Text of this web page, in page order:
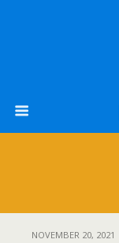
NOVEMBER 20, 2021